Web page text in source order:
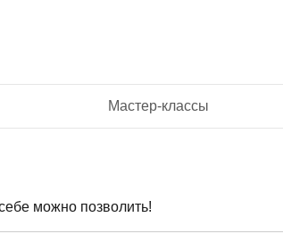
Мастер-классы
можно позволить!